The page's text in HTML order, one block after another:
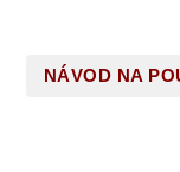
NÁVOD NA